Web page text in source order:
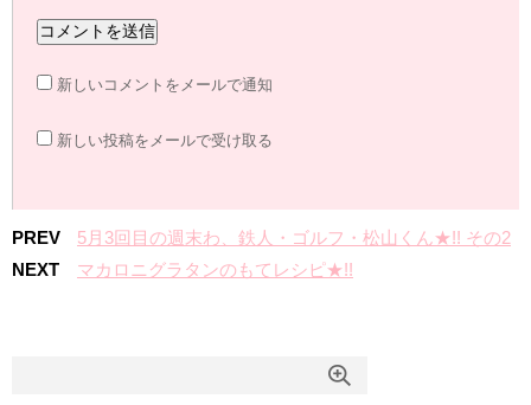
新しいコメントをメールで通知
新しい投稿をメールで受け取る
PREV
5月3回目の週末わ、鉄人・ゴルフ・松山くん★!! その2
NEXT
マカロニグラタンのもてレシピ★!!